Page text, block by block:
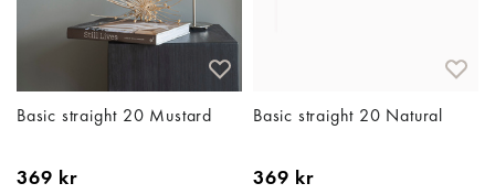
Basic straight 20 Mustard
369 kr
Basic straight 20 Natural
369 kr